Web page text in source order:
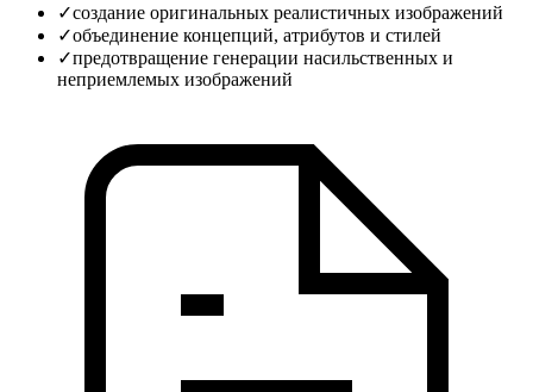
✓создание оригинальных реалистичных изображений
✓объединение концепций, атрибутов и стилей
✓предотвращение генерации насильственных и
неприемлемых изображений